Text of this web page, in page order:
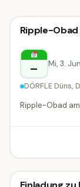
Sonstiges
Düns
Sonstiges
Ripple-Obad
– Mi, 3.
DÖRFLE Düns,
Ripple-Obad am